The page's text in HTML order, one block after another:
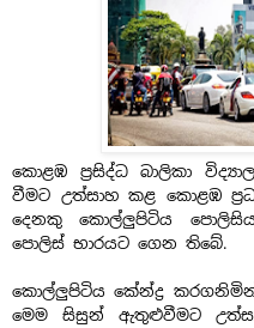
කොළඹ ප්‍රසිද්ධ බාලිකා
වීමට උත්සාහ කළ කොළඹ
දෙනකු කොල්ලුපිටිය
පොලිස් භාරයට ගෙන තිබේ.
කොල්ලුපිටිය කේන්ද්‍ර
මෙම සිසුන් ඇතුළුවීමට